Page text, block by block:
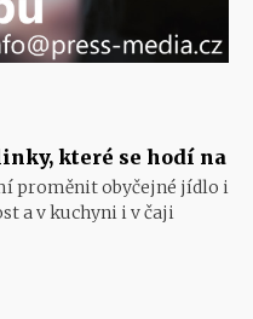
které se hodí na
proměnit obyčejné jídlo i
a v kuchyni i v čaji